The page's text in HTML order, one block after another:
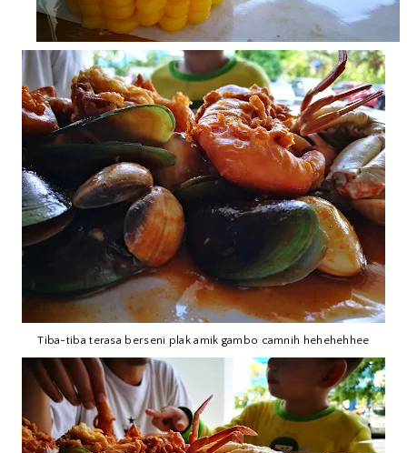
Tiba-tiba terasa berseni plak amik gambo camnih hehehehhee